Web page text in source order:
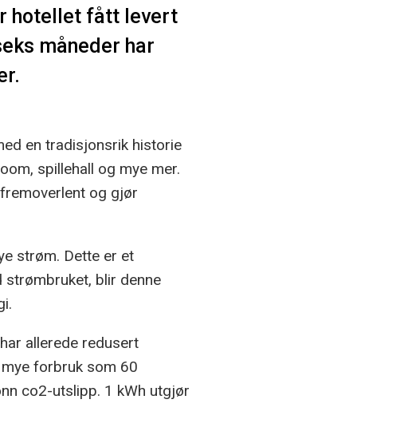
hotellet fått levert
måneder har
en tradisjonsrik historie
spillehall og mye mer.
og gjør
strøm. Dette er et
blir denne
allerede redusert
forbruk som 60
co2-utslipp. 1 kWh utgjør